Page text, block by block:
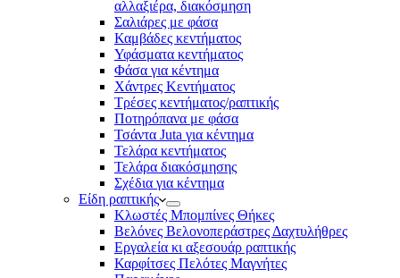
αλλαξιέρα, διακόσμηση
Σαλιάρες με φάσα
Καμβάδες κεντήματος
Υφάσματα κεντήματος
Φάσα για κέντημα
Χάντρες Κεντήματος
Τρέσες κεντήματος/ραπτικής
Ποτηρόπανα με φάσα
Τσάντα Juta για κέντημα
Τελάρα κεντήματος
Τελάρα διακόσμησης
Σχέδια για κέντημα
Είδη ραπτικής
Κλωστές Μπομπίνες Θήκες
Βελόνες Βελονοπεράστρες Δαχτυλήθρες
Εργαλεία κι αξεσουάρ ραπτικής
Καρφίτσες Πελότες Μαγνήτες